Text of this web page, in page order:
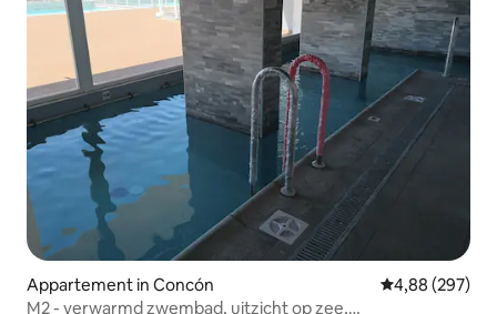
Appartement in Concón Gemiddelde
4,88 (297)
M2 - verwarmd zwembad, uitzicht op zee,